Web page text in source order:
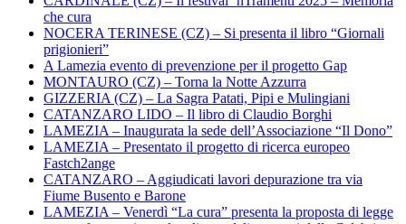
che cura
NOCERA TERINESE (CZ) – Si presenta il libro “Giornali
prigionieri”
A Lamezia evento di prevenzione per il progetto Gap
MONTAURO (CZ) – Torna la Notte Azzurra
GIZZERIA (CZ) – La Sagra Patati, Pipi e Mulingiani
CATANZARO LIDO – Il libro di Claudio Borghi
LAMEZIA – Inaugurata la sede dell’Associazione “Il Dono”
LAMEZIA – Presentato il progetto di ricerca europeo
Fastch2ange
CATANZARO – Aggiudicati lavori depurazione tra via
Fiume Busento e Barone
LAMEZIA – Venerdì “La cura” presenta la proposta di legge